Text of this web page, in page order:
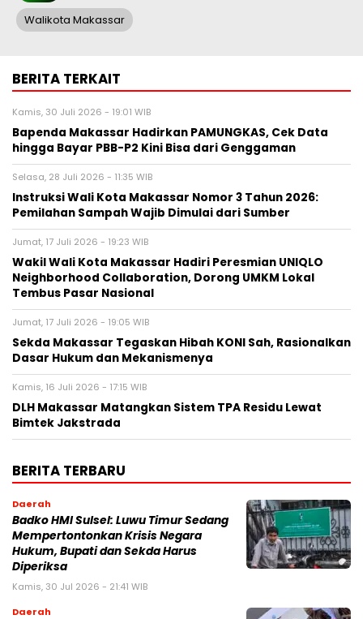
Walikota Makassar
BERITA TERKAIT
Kamis, 30 Juli 2026 - 19:01 WIB
Bapenda Makassar Hadirkan PAMUNGKAS, Cek Data
hingga Bayar PBB-P2 Kini Bisa dari Genggaman
Selasa, 28 Juli 2026 - 11:35 WIB
Instruksi Wali Kota Makassar Nomor 3 Tahun 2026:
Pemilahan Sampah Wajib Dimulai dari Sumber
Jumat, 17 Juli 2026 - 19:23 WIB
Wakil Wali Kota Makassar Hadiri Peresmian UNIQLO
Neighborhood Collaboration, Dorong UMKM Lokal
Tembus Pasar Nasional
Jumat, 17 Juli 2026 - 19:05 WIB
Sekda Makassar Tegaskan Hibah KONI Sah, Rasionalkan
Dasar Hukum dan Mekanismenya
Kamis, 16 Juli 2026 - 17:15 WIB
DLH Makassar Matangkan Sistem TPA Residu Lewat
Bimtek Jakstrada
BERITA TERBARU
Daerah
Badko HMI Sulsel: Luwu Timur Sedang
Mempertontonkan Krisis Negara
Hukum, Bupati dan Sekda Harus
Diperiksa
Kamis, 30 Jul 2026 - 21:41 WIB
Daerah